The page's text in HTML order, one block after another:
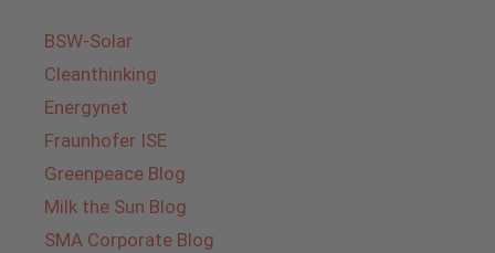
BSW-Solar
Cleanthinking
Energynet
Fraunhofer ISE
Greenpeace Blog
Milk the Sun Blog
SMA Corporate Blog